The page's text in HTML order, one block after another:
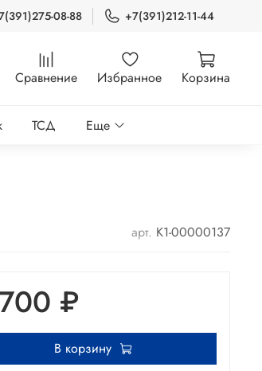
08-88 +7(391)212-11-44
Сравнение Избранное Корзина
ТСД Еще
арт. K1-00000137
₽
В корзину